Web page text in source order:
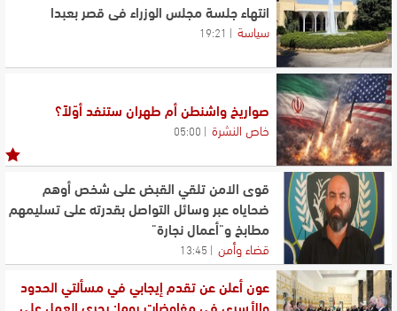
انتهاء جلسة مجلس الوزراء في قصر بعبدا
سياسة 19:21
صواريخ واشنطن أم طهران ستنفد أوّلاً؟
خاص النشرة 05:00
قوى الامن تلقي القبض على شخص أوهم
ضحاياه عبر وسائل التواصل بقدرته على تسليمهم
مطابخ و"أعمال نجارة"
قضاء وأمن 13:45
عون أعلن عن تقدم إيجابي في مسألتي الحدود
والأسرى في مفاوضات روما: يجري العمل على